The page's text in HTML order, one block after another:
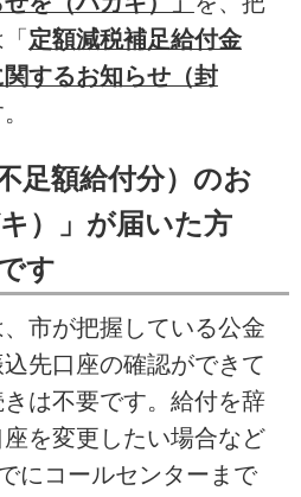
定額減税補足給付金
関するお知らせ（封
足額給付分）のお
）」が届いた方
す
市が把握している公金
先口座の確認ができて
は不要です。給付を辞
を変更したい場合など
にコールセンターまで